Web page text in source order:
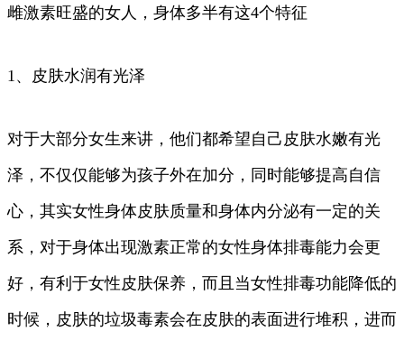
雌激素旺盛的女人，身体多半有这4个特征
1、皮肤水润有光泽
对于大部分女生来讲，他们都希望自己皮肤水嫩有光
泽，不仅仅能够为孩子外在加分，同时能够提高自信
心，其实女性身体皮肤质量和身体内分泌有一定的关
系，对于身体出现激素正常的女性身体排毒能力会更
好，有利于女性皮肤保养，而且当女性排毒功能降低的
时候，皮肤的垃圾毒素会在皮肤的表面进行堆积，进而